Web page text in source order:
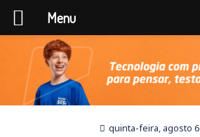
quinta-feira, agosto 6
Menu